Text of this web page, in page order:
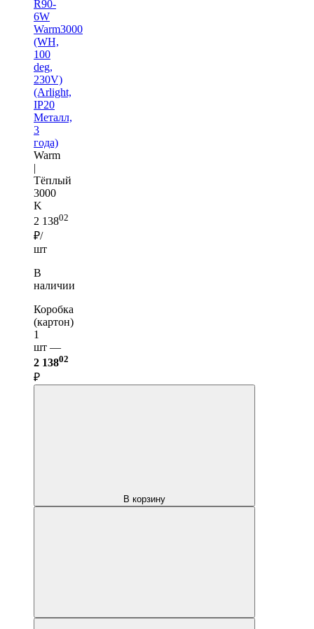
R90-
6W
Warm3000
(WH,
100
deg,
230V)
(Arlight,
IP20
Металл,
3
года)
Warm
|
Тёплый
3000
K
2 13802
₽/
шт
В
наличии
Коробка
(картон)
1
шт —
2 13802
₽
В корзину